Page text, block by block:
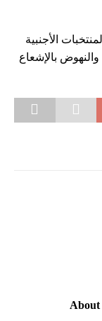
الأجنبية
والنهوض بالإشعاع
About